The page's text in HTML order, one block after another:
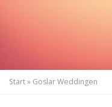
Start» Goslar Weddingen